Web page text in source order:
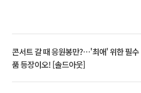
콘서트 갈 때 응원봉만?⋯'최애' 위한 필수
품 등장이오! [솔드아웃]